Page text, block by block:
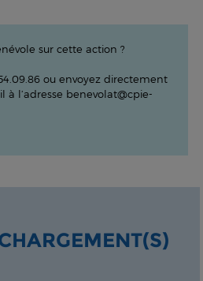
sur cette action ?
ou envoyez directement
l’adresse benevolat@cpie-